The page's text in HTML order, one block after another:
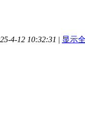
4-12 10:32:31 | 显示